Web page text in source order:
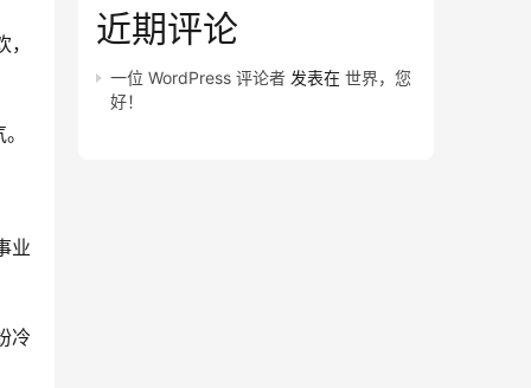
业
冷
近期评论
一位 WordPress 评论者 发表在 世界，您
好！